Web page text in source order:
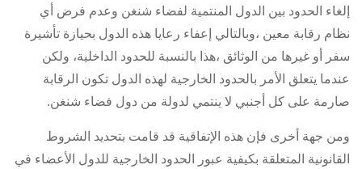
إلغاء الحدود بين الدول المنتمية لفضاء شنغن وعدم فرض أي
نظام رقابة معين ،وبالتالي إعفاء رعايا هذه الدول بحيازة تأشيرة
سفر أو غيرها من الوثائق ،هذا بالنسبة للحدود الداخلية، ولكن
عندما يتعلق الأمر بالحدود الخارجية لهذه الدول تكون الرقابة
صارمة على كل أجنبي لا ينتمي لدولة من دول فضاء شنغن.
ومن جهة أخرى فإن هذه الإتفاقية قد قامت بتحديد الشروط
القانونية المتعلقة بكيفية عبور الحدود الخارجية للدول الأعضاء في